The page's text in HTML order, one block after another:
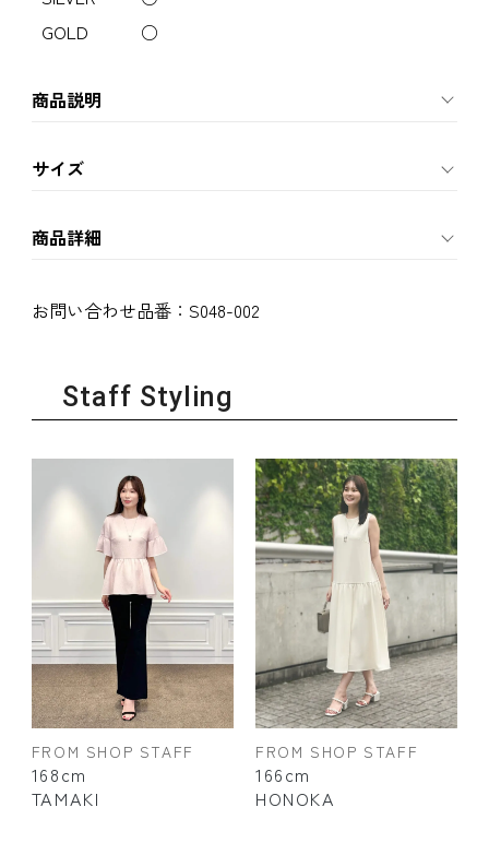
GOLD
○
商品説明
サイズ
商品詳細
お問い合わせ品番： S048-002
Staff Styling
FROM SHOP STAFF
168cm
TAMAKI
FROM SHOP STAFF
166cm
HONOKA